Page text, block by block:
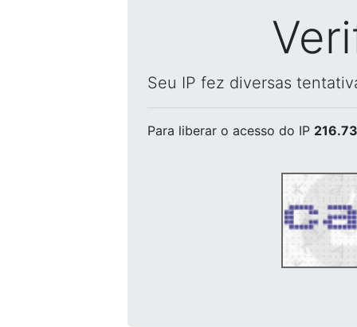
Seu IP fez diversas
Para liberar o acesso do IP